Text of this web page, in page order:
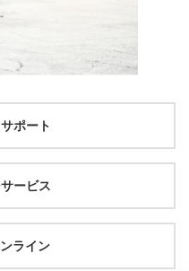
ポート
ービス
ライン